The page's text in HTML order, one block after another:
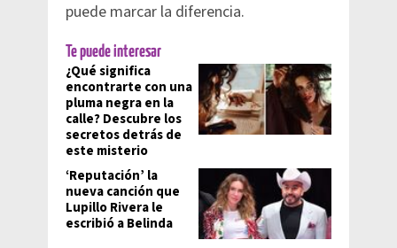
puede marcar la diferencia.
Te puede interesar
¿Qué significa
encontrarte con una
pluma negra en la
calle? Descubre los
secretos detrás de
este misterio
‘Reputación’ la
nueva canción que
Lupillo Rivera le
escribió a Belinda